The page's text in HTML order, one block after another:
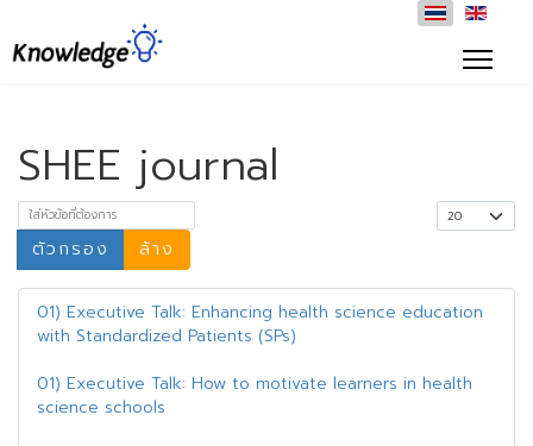
SHEE journal
ใส่หัวข้อที่ต้องการ
ตัวกรอง
ล้าง
แสดง #
01) Executive Talk: Enhancing health science education
with Standardized Patients (SPs)
01) Executive Talk: How to motivate learners in health
science schools